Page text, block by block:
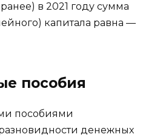
в 2021 году сумма
капитала равна —
пособия
пособиями
денежных